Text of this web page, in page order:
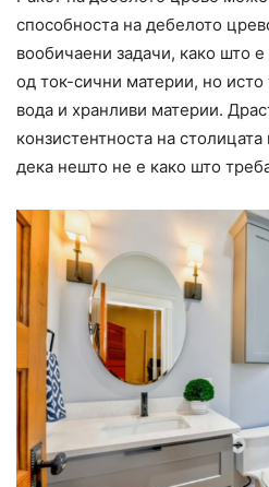
способноста на дебелото
вообичаени задачи, како што
од ток-сични материи, но исто
вода и хранливи материи.
конзистентноста на
дека нешто не е како што